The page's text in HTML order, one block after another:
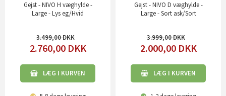
Gejst - NIVO H væghylde -
Large - Lys eg/Hvid
3.499,00
2.760,00 DKK
LÆG I KURVEN
Gejst - NIVO D væghylde -
Large - Sort ask/Sort
3.999,00
2.000,00 DKK
LÆG I KURVEN